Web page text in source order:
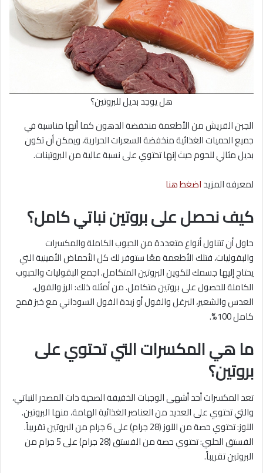
هل يوجد بديل للبروتين؟
الجبن القريش من الأطعمة منخفضة الدهون كما أنها مناسبة في
جميع الحميات الغذائية منخفضة السعرات الحرارية، ويمكن أن تكون
بديل مثالي للحوم حيث إنها تحتوي على نسبة عالية من البروتينات.
لمعرفه المزيداضغط هنا
كيف نحصل على بروتين نباتي كامل؟
حاول أن تتناول أنواع متعددة من الحبوب الكاملة والمكسرات
والبقوليات، فتلك الأطعمة معًا ستوفر لك كل الأحماض الأمينية التي
يحتاج إليها جسمك لتكوين البروتين المتكامل. اجمع البقوليات والحبوب
الكاملة للحصول على بروتين متكامل. من أمثله ذلك: الرز والفول،
العدس والشعير، البرغل والفول أو زبدة الفول السوداني مع خبز قمح
كامل 100%.
ما هي المكسرات التي تحتوي على
بروتين؟
تعد المكسرات أحد أشهى الوجبات الخفيفة الصحية ذات المصدر النباتي،
والتي تحتوي على العديد من العناصر الغذائية الهامة، منها البروتين.
اللوز: تحتوي حصة من اللوز (28 جرام) على 6 جرام من البروتين تقريباً.
الفستق الحلبي: تحتوي حصة من الفستق (28 جرام) على 5 جرام من
البروتين تقريباً.